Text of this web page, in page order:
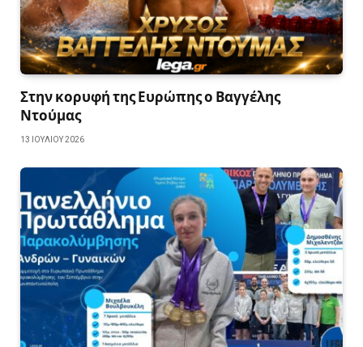
Στην κορυφή της Ευρώπης ο Βαγγέλης
Ντούμας
13 ΙΟΥΛΊΟΥ 2026